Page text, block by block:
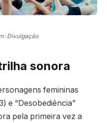
Divulgação
sonora
femininas
e “Desobediência”
pela primeira vez a